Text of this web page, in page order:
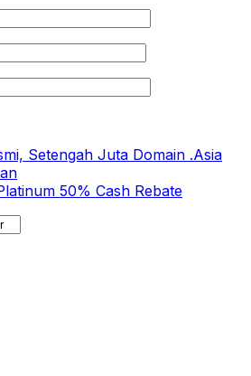
Setengah Juta Domain .Asia
50% Cash Rebate